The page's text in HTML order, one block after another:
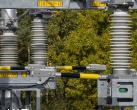
miljö och säkerhet
och
trafik
Fiber/OPTO
Luftledning/
Skyltar för hälsa, miljö
Skyltar för
Sjöfart,